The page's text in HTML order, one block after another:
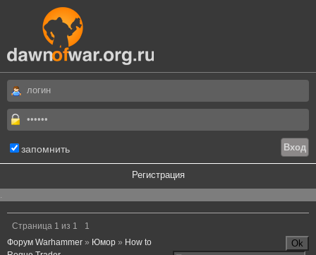
запомнить
Регистрация
.
Страница 1 из 1
1
Форум Warhammer » Юмор » How to